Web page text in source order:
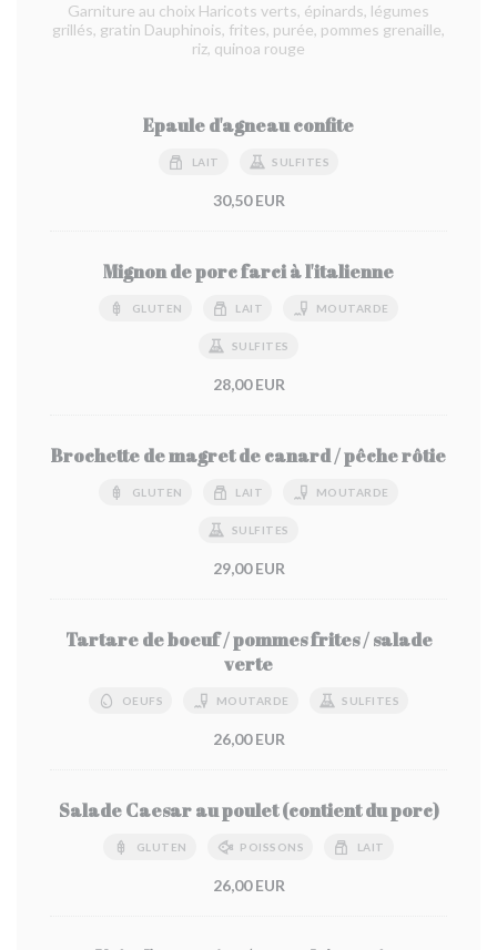
Garniture au choix Haricots verts, épinards, légumes
grillés, gratin Dauphinois, frites, purée, pommes grenaille,
riz, quinoa rouge
Epaule d'agneau confite
LAIT SULFITES
30,50 EUR
Mignon de porc farci à l'italienne
GLUTEN LAIT MOUTARDE
SULFITES
28,00 EUR
Brochette de magret de canard / pêche rôtie
GLUTEN LAIT MOUTARDE
SULFITES
29,00 EUR
Tartare de boeuf / pommes frites / salade
verte
OEUFS MOUTARDE SULFITES
26,00 EUR
Salade Caesar au poulet (contient du porc)
GLUTEN POISSONS LAIT
26,00 EUR